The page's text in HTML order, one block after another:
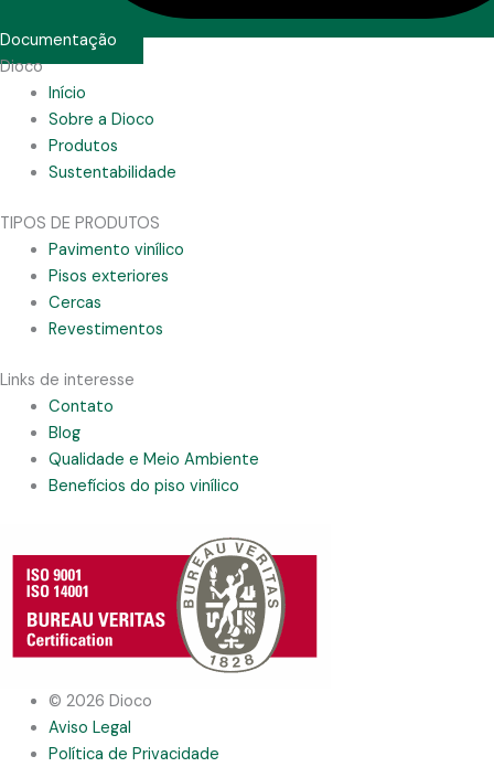
Documentação
Dioco
Início
Sobre a Dioco
Produtos
Sustentabilidade
TIPOS DE PRODUTOS
Pavimento vinílico
Pisos exteriores
Cercas
Revestimentos
Links de interesse
Contato
Blog
Qualidade e Meio Ambiente
Benefícios do piso vinílico
© 2026 Dioco
Aviso Legal
Política de Privacidade